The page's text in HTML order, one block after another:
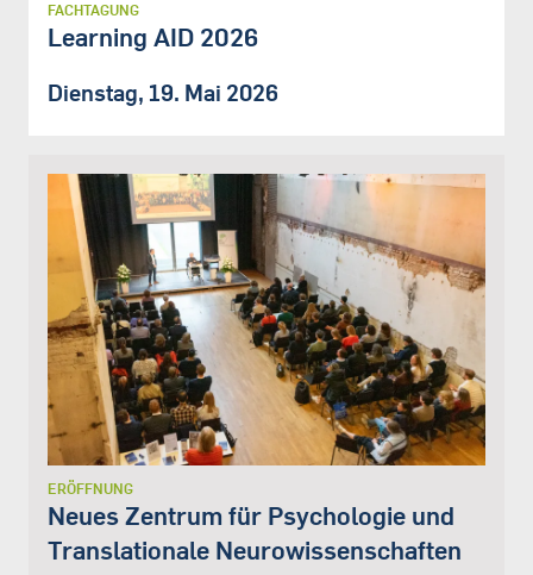
FACHTAGUNG
Learning AID 2026
Dienstag, 19. Mai 2026
ERÖFFNUNG
Neues Zentrum für Psychologie und
Translationale Neurowissenschaften